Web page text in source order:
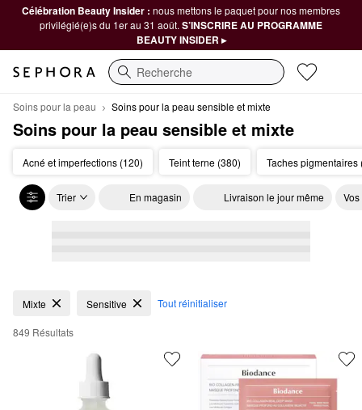
Célébration Beauty Insider : nous mettons le paquet pour nos membres
privilégié(e)s du 1er au 31 août. S’INSCRIRE AU PROGRAMME
BEAUTY INSIDER ▸
Recherche
Soins pour la peau Soins pour la peau sensible et mixte
Soins pour la peau sensible et mixte
Acné et imperfections (120) Teint terne (380) Taches pigmentaires
Trier En magasin Livraison le jour même
Soins pour la peau sensible et mixte
Mixte Sensitive Tout réinitialiser
849 Résultats